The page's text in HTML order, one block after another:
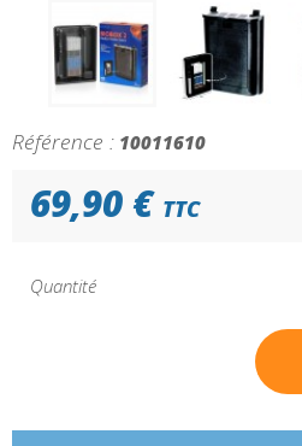
Référence : 10011610
69,90 € TTC
Quantité